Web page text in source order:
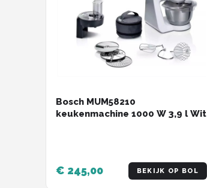
Bosch MUM58210
keukenmachine 1000 W 3,9 l Wit
€ 245,00 BEKIJK OP BOL